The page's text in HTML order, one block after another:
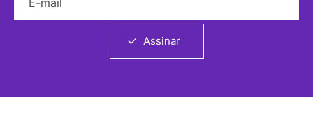
Assinar